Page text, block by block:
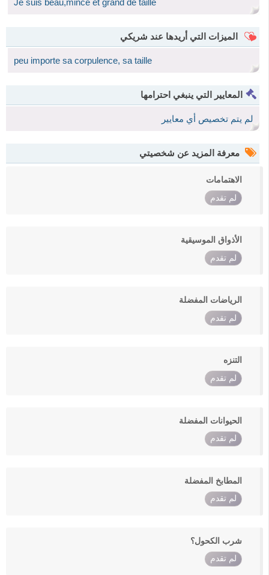
Je suis beau,mince et grand de taille
الميزات التي أريدها عند شريكي
peu importe sa corpulence, sa taille
المعايير التي ينبغي احترامها
لم يتم تخصيص أي معايير
معرفة المزيد عن شخصيتي
الاهتمامات
لم تقدم
الأذواق الموسيقية
لم تقدم
الرياضات المفضلة
لم تقدم
التنزه
لم تقدم
الحيوانات المفضلة
لم تقدم
المطابخ المفضلة
لم تقدم
شرب الكحول؟
لم تقدم